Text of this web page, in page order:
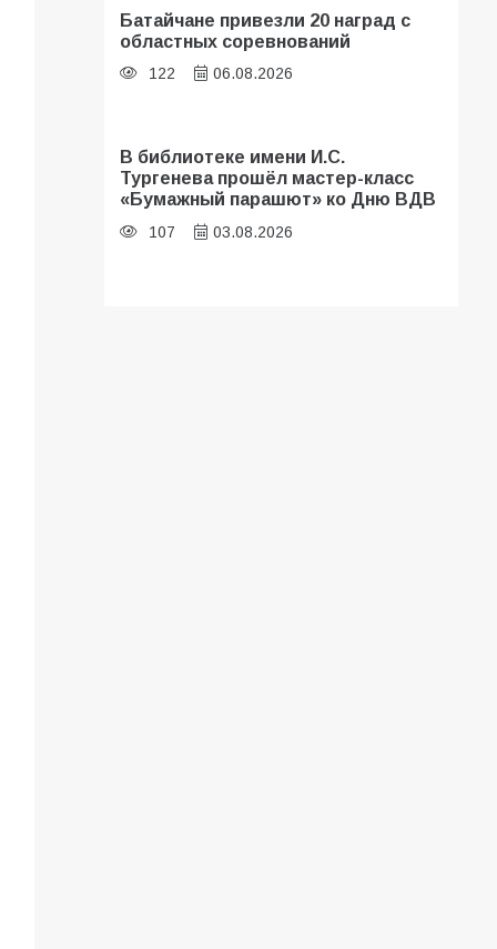
Батайчане привезли 20 наград с
областных соревнований
122 06.08.2026
В библиотеке имени И.С.
Тургенева прошёл мастер-класс
«Бумажный парашют» ко Дню ВДВ
107 03.08.2026